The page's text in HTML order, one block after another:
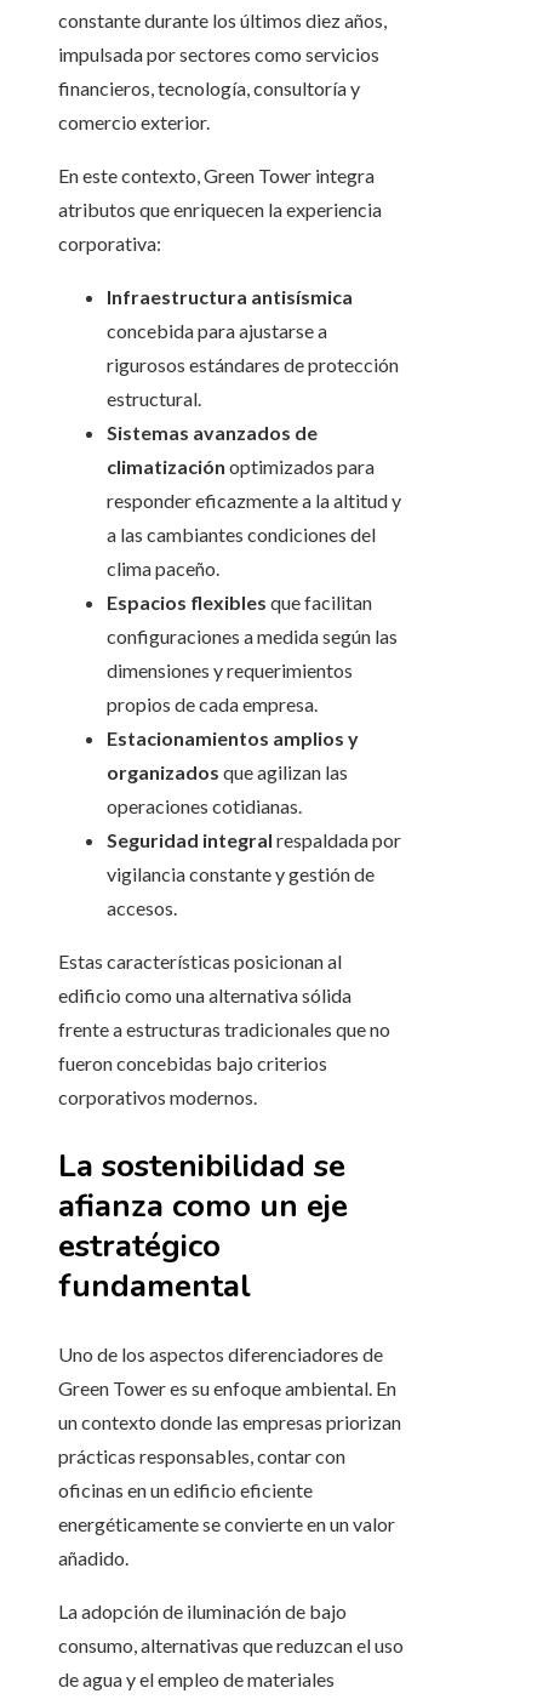
constante durante los últimos diez años,
impulsada por sectores como servicios
financieros, tecnología, consultoría y
comercio exterior.
En este contexto, Green Tower integra
atributos que enriquecen la experiencia
corporativa:
Infraestructura antisísmica
concebida para ajustarse a
rigurosos estándares de protección
estructural.
Sistemas avanzados de
climatización optimizados para
responder eficazmente a la altitud y
a las cambiantes condiciones del
clima paceño.
Espacios flexibles que facilitan
configuraciones a medida según las
dimensiones y requerimientos
propios de cada empresa.
Estacionamientos amplios y
organizados que agilizan las
operaciones cotidianas.
Seguridad integral respaldada por
vigilancia constante y gestión de
accesos.
Estas características posicionan al
edificio como una alternativa sólida
frente a estructuras tradicionales que no
fueron concebidas bajo criterios
corporativos modernos.
La sostenibilidad se
afianza como un eje
estratégico
fundamental
Uno de los aspectos diferenciadores de
Green Tower es su enfoque ambiental. En
un contexto donde las empresas priorizan
prácticas responsables, contar con
oficinas en un edificio eficiente
energéticamente se convierte en un valor
añadido.
La adopción de iluminación de bajo
consumo, alternativas que reduzcan el uso
de agua y el empleo de materiales